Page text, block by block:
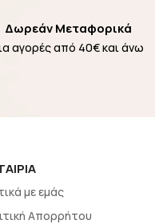
Δωρεάν Μεταφορικά
αγορές από 40€ και άνω
με εμάς
Απορρήτου